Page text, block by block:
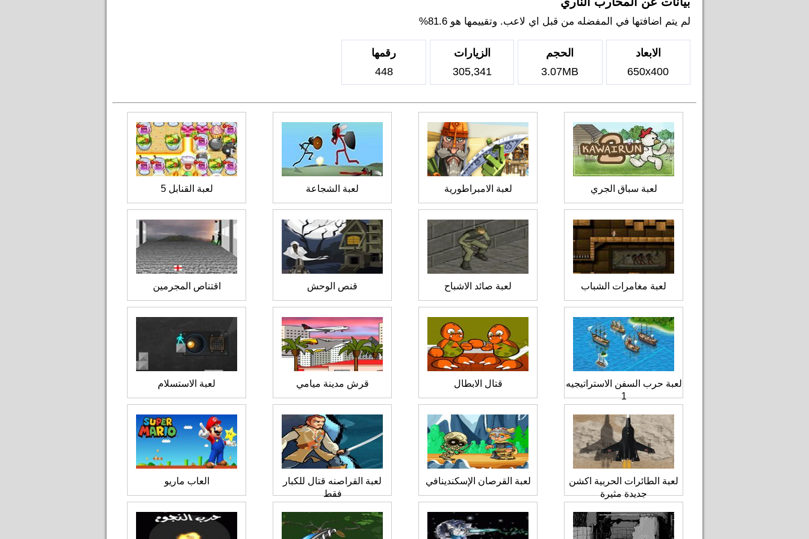
لم يتم اضافتها في المفضله من قبل اي لاعب. وتقييمها هو 81.6%
الابعاد
650x400
الحجم
3.07MB
الزيارات
305,341
رقمها
448
لعبة سباق الجري لعبة الامبراطورية لعبة الشجاعة لعبة القنابل 5
لعبة مغامرات الشباب لعبة صائد الاشباح قنص الوحش اقتناص المجرمين
لعبة حرب السفن الاستراتيجيه
1
قتال الابطال قرش مدينة ميامي لعبة الاستسلام
لعبة الطائرات الحربية اكشن
جديدة مثيرة
لعبة القرصان الإسكندينافي
لعبة القراصنه قتال للكبار
فقط
العاب ماريو